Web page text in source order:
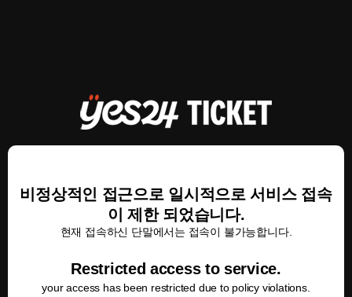
비정상적인 접근으로 일시적으로 서비스 접속
이 제한 되었습니다.
현재 접속하신 단말에서는 접속이 불가능합니다.
Restricted access to service.
your access has been restricted due to policy violations.